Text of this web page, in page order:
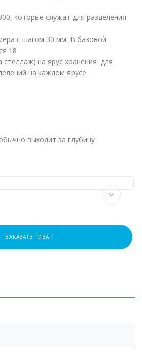
которые служат для разделения
с шагом 30 мм. В базовой
18
стеллаж) на ярус хранения для
на каждом ярусе.
выходит за глубину
ЗАКАЗАТЬ ТОВАР